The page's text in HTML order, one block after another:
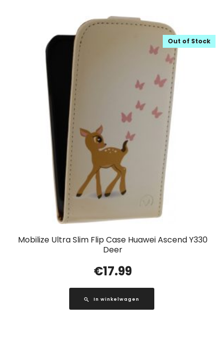
Mobilize Ultra Slim Flip Case Huawei Ascend Y330
Deer
Out of Stock
€17.99
In winkelwagen